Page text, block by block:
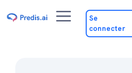
au
Menu
Se
connecter